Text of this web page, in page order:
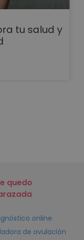
tu salud y
quedo
online
de ovulación